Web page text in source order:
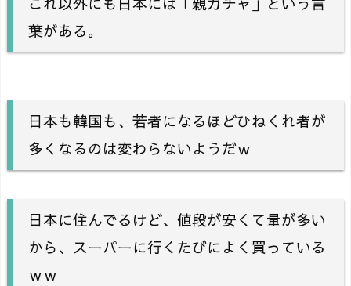
葉がある。
日本も韓国も、若者になるほどひねくれ者が
多くなるのは変わらないようだｗ
日本に住んでるけど、値段が安くて量が多い
から、スーパーに行くたびによく買っている
ｗｗ